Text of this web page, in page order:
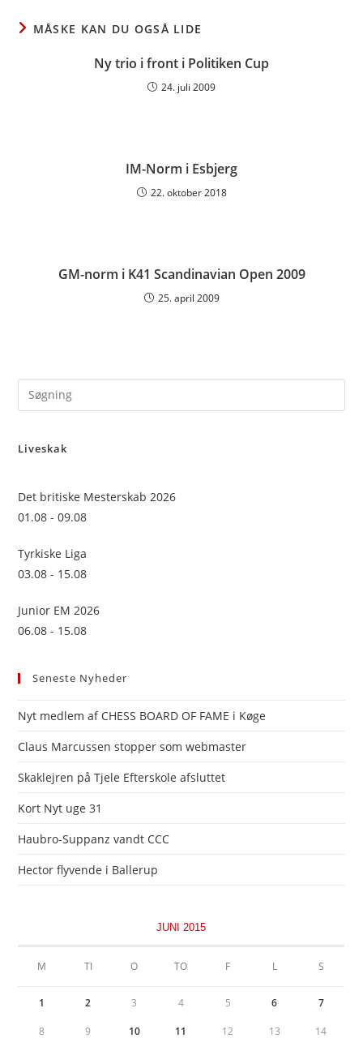
MÅSKE KAN DU OGSÅ LIDE
Ny trio i front i Politiken Cup
24. juli 2009
IM-Norm i Esbjerg
22. oktober 2018
GM-norm i K41 Scandinavian Open 2009
25. april 2009
Liveskak
Det britiske Mesterskab 2026
01.08 - 09.08
Tyrkiske Liga
03.08 - 15.08
Junior EM 2026
06.08 - 15.08
Seneste Nyheder
Nyt medlem af CHESS BOARD OF FAME i Køge
Claus Marcussen stopper som webmaster
Skaklejren på Tjele Efterskole afsluttet
Kort Nyt uge 31
Haubro-Suppanz vandt CCC
Hector flyvende i Ballerup
JUNI 2015
M TI O TO F L S
1 2 3 4 5 6 7
8 9 10 11 12 13 14